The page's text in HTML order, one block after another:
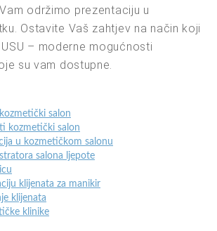
održimo prezentaciju u
Ostavite Vaš zahtjev na način koji
– moderne mogućnosti
su vam dostupne.
salon
kozmetički salon
u kozmetičkom salonu
salona ljepote
klijenata za manikir
klijenata
klinike